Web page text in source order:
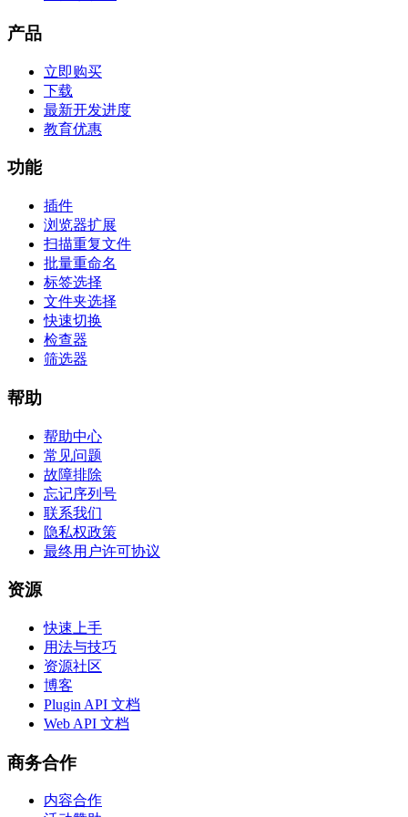
产品
立即购买
下载
最新开发进度
教育优惠
功能
插件
浏览器扩展
扫描重复文件
批量重命名
标签选择
文件夹选择
快速切换
检查器
筛选器
帮助
帮助中心
常见问题
故障排除
忘记序列号
联系我们
隐私权政策
最终用户许可协议
资源
快速上手
用法与技巧
资源社区
博客
Plugin API 文档
Web API 文档
商务合作
内容合作